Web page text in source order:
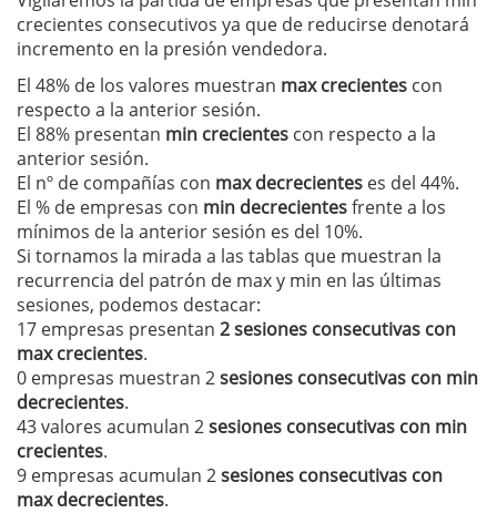
crecientes consecutivos ya que de reducirse denotará
incremento en la presión vendedora.
El 48% de los valores muestran max crecientes con
respecto a la anterior sesión.
El 88% presentan min crecientes con respecto a la
anterior sesión.
El nº de compañías con max decrecientes es del 44%.
El % de empresas con min decrecientesfrente a los
mínimos de la anterior sesión es del 10%.
Si tornamos la mirada a las tablas que muestran la
recurrencia del patrón de max y min en las últimas
sesiones, podemos destacar:
17 empresas presentan 2 sesiones consecutivas con
max crecientes.
0 empresas muestran 2sesiones consecutivas con min
decrecientes.
43 valores acumulan 2sesiones consecutivas con min
crecientes.
9 empresas acumulan 2sesiones consecutivas con
max decrecientes.